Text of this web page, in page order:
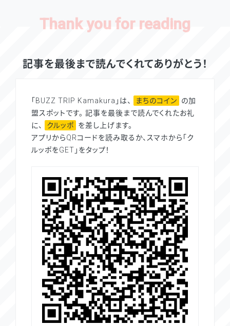
記事を最後まで読んでくれてありがとう！
「BUZZ TRIP Kamakura」は、 まちのコイン
の加
盟スポットです。 記事を最後まで読んでくれたお礼
に、
クルッポ
を差し上げます。
アプリからQRコードを読み取るか、スマホから「ク
ルッポをGET」をタップ！